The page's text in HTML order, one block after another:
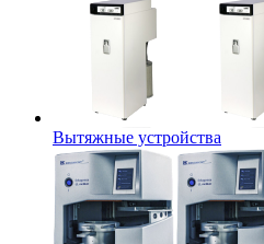
Вытяжные устройства